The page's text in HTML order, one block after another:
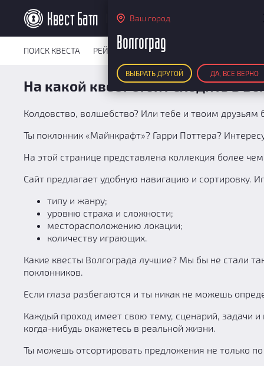
Волгоград
Ваш город
Волгоград
ВЫБРАТЬ ДРУГОЙ ДА, ВСЕ ВЕРНО
ПОИСК КВЕСТА РЕЙТИНГ КВЕСТОВ
На какой квест стоит сходить в
Колдовство, волшебство? Или тебе и твоим
Ты поклонник «Майнкрафт»? Гарри Поттера?
На этой странице представлена коллекция более
Сайт предлагает удобную навигацию и
типу и жанру;
уровню страха и сложности;
месторасположению локации;
количеству играющих.
Какие квесты Волгограда лучшие? Мы бы не стали
поклонников.
Если глаза разбегаются и ты никак не можешь
Каждый проход имеет свою тему, сценарий, задачи и
когда-нибудь окажетесь в реальной жизни.
Ты можешь отсортировать предложения не только